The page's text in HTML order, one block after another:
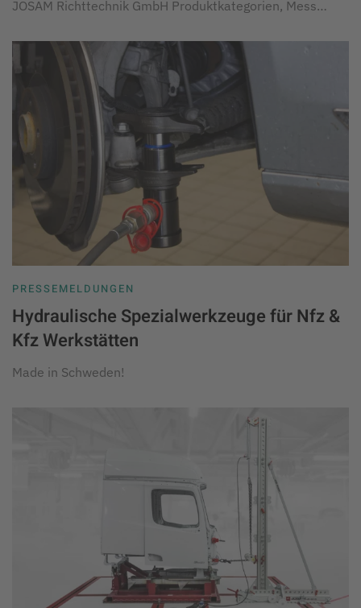
JOSAM Richttechnik GmbH Produktkategorien, Mess…
PRESSEMELDUNGEN
Hydraulische Spezialwerkzeuge für Nfz &
Kfz Werkstätten
Made in Schweden!